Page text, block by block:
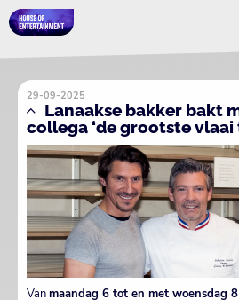
29-09-2025
Lanaakse bakker bakt
collega ‘de grootste vlaai
Vanmaandag 6 tot en met woensdag